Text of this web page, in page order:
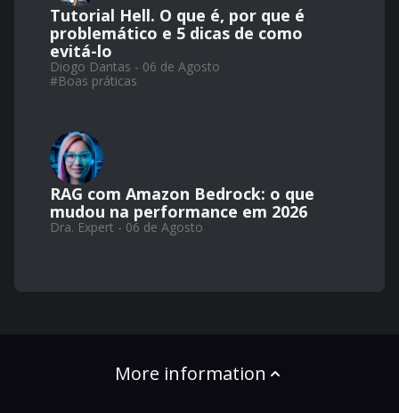
Tutorial Hell. O que é, por que é
problemático e 5 dicas de como
evitá-lo
Diogo Dantas - 06 de Agosto
#Boas práticas
RAG com Amazon Bedrock: o que
mudou na performance em 2026
Dra. Expert - 06 de Agosto
More information